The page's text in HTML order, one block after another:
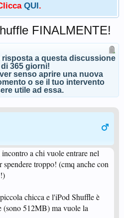
QUI.
FINALMENTE!
risposta a questa discussione
di 365 giorni!
senso aprire una nuova
o se il tuo intervento
utile ad essa.
a chi vuole entrare nel
spendere troppo! (cmq anche con
chicca e l'iPod Shuffle è
(sono 512MB) ma vuole la